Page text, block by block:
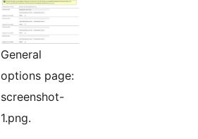
General
options page:
screenshot-
1.png.